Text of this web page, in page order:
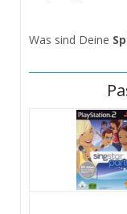
Was sind Deine